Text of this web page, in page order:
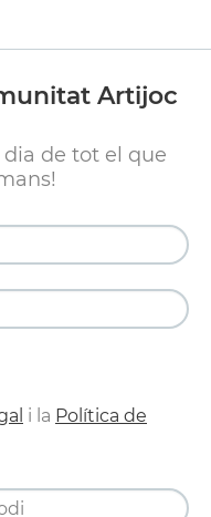
Artijoc
de tot el que
i la Política de